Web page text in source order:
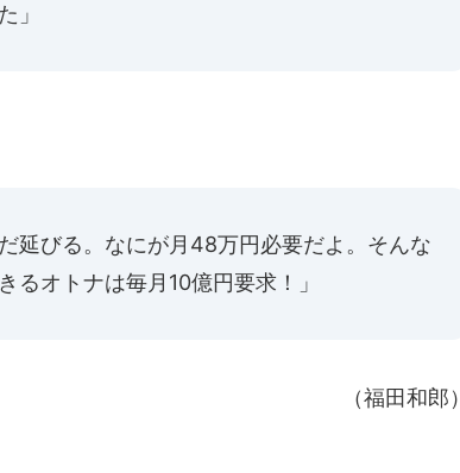
」
延びる。なにが月48万円必要だよ。そんな
オトナは毎月10億円要求！」
（福田和郎）